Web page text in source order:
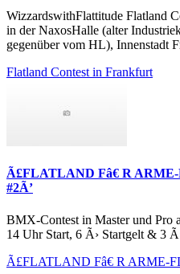
WizzardswithFlattitude Flatland
in der NaxosHalle (alter
gegenüber vom HL), Innenstadt
Flatland Contest in Frankfurt
Ã£FLATLAND Fâ€ R
#2Ã’
BMX-Contest in Master und Pro
14 Uhr Start, 6 Ã› Startgelt & 3
Ã£FLATLAND Fâ€ R ARME-